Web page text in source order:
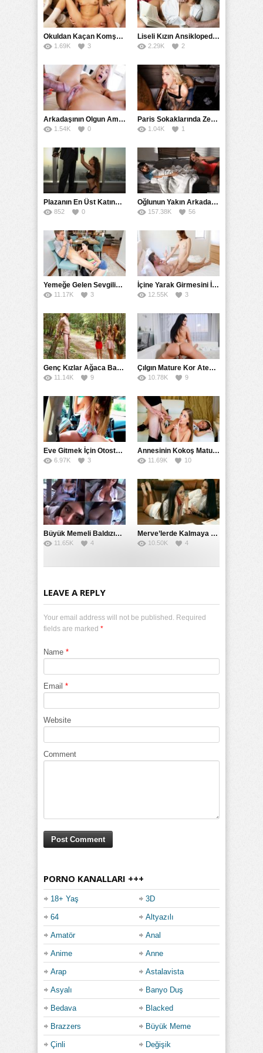
öğretmek için yanına gelen eniştesi baldızının
kucağına alır ve delirmece yaşamaya başlayarak
bunu bir de kameraya amatör olarak kaydederler.
Meme ,Değişik,Ensest, Erotik Esmer Fantezi,Filmler
HD,Genç ,Gizli,Hikayeler , Latin Mobil,Oral Seks,
Playboy,Pornhub ,Rokettube Sert Sex Hattı,Sikiş,Swinger ,
Twitter
Üniversiteli Xnxx,Yabancı,Yetişkin,Youporn
Okuldan Kaçan Komşu Kızını Bakire Sanıp Götten Sikti
1.69K 3
Liseli Kızın Ansiklopedisini Kitap Gibi Tane Tane Okudu
2.29K 2
Arkadaşının Olgun Amcasına Siktirip İçine Boşalmasını İstedi
1.54K 0
Paris Sokaklarında Zenci Yarağını Gırtlağına Kadar İndirdi
1.04K 1
Plazanın En Üst Katında Üst Seviye Köle Fantezisi Sikişi
852 0
Oğlunun Yakın Arkadaşına Yorgan Altından Sulanan Milf
157.38K 56
Yemeğe Gelen Sevgilisinin Arkadaşına Yarak Yedirdi
11.17K 3
İçine Yarak Girmesini İsteyince Kuzeninin Penisini Kullandı
12.55K 3
Genç Kızlar Ağaca Bağlayarak Tecavüz Etmek İstediler
11.14K 9
Çılgın Mature Kor Ateşiyle Misafirini Yakıp Eritti
10.78K 9
Eve Gitmek İçin Otostop Çeken Üniversiteli Bedelini Ödedi
6.97K 3
Annesinin Kokoş Mature Arkadaşı Tarafından Saksoya Uğradı
11.69K 10
Büyük Memeli Baldızının Takipçilerinin Çoğalması İçin Yardım Etti
11.65K 4
Merve’lerde Kalmaya Gelen Liseli Kız Fanteziyi Dibine Verdirdi
10.50K 4
LEAVE A REPLY
Your email address will not be published. Required
fields are marked *
Name *
Email *
Website
Comment
PORNO KANALLARI +++
18+ Yaş 3D
64 Altyazılı
Amatör Anal
Anime Anne
Arap Astalavista
Asyalı Banyo Duş
Bedava Blacked
Brazzers Büyük Meme
Çinli Değişik